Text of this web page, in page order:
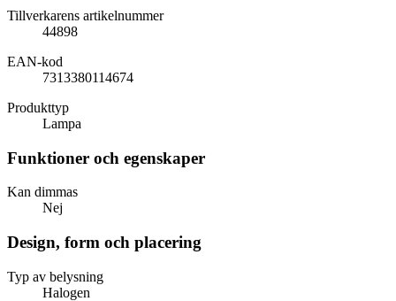
Tillverkarens artikelnummer
44898
EAN-kod
7313380114674
Produkttyp
Lampa
Funktioner och egenskaper
Kan dimmas
Nej
Design, form och placering
Typ av belysning
Halogen